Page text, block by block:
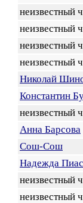
неизвестный
неизвестный
неизвестный
неизвестный
Николай
Константин
неизвестный
Анна Барсова
Сош-Сош
Надежда
неизвестный
неизвестный